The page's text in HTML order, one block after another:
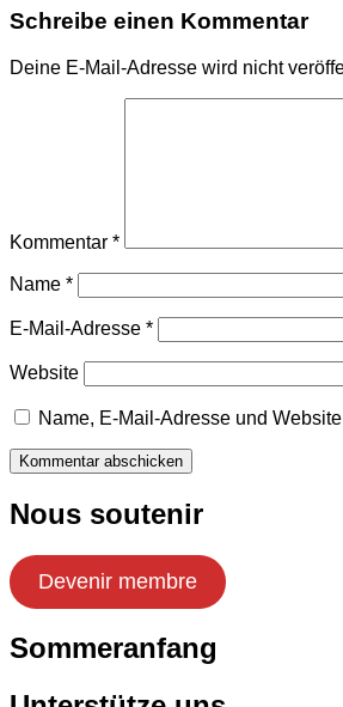
Schreibe einen Kommentar
Deine E-Mail-Adresse wird nicht
Kommentar *
Name *
E-Mail-Adresse *
Website
Name, E-Mail-Adresse und
Nous soutenir
Devenir membre
Sommeranfang